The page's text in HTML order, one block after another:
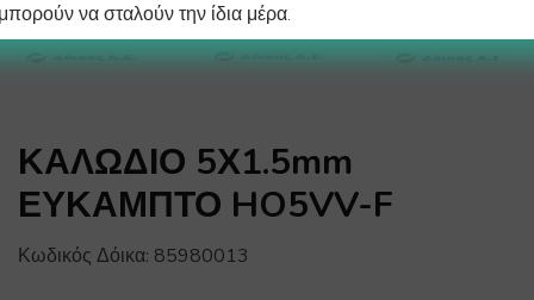
ΚΑΛΩΔΙΟ 5Χ1.5mm
ΕΥΚΑΜΠΤΟ HO5VV-F
Κωδικός Δόικα: 85980013
να σταλούν την ίδια μέρα.